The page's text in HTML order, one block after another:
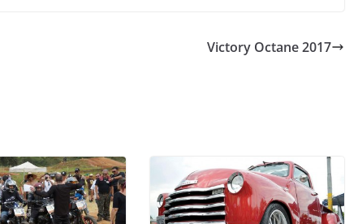
Victory Octane 2017